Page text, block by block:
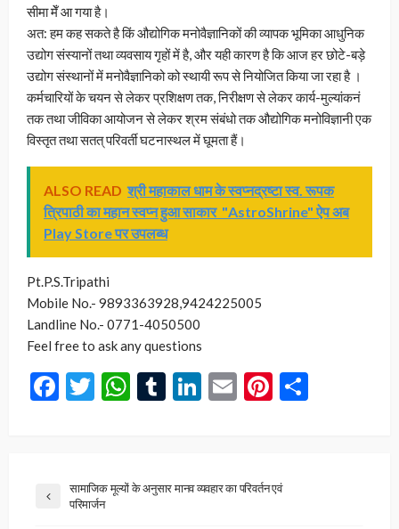
सीमा मेँ आ गया है।
अत: हम कह सकते है किं औद्योगिक मनोवैज्ञानिकों की व्यापक भूमिका आधुनिक
उद्योग संस्यानों तथा व्यवसाय गृहों में है, और यही कारण है कि आज हर छोटे-बड़े
उद्योग संस्थानों में मनोवैज्ञानिको को स्थायी रूप से नियोजित किया जा रहा है ।
कर्मचारियों के चयन से लेकर प्रशिक्षण तक, निरीक्षण से लेकर कार्य-मुल्यांकनं
तक तथा जीविका आयोजन से लेकर श्रम संबंधो तक औद्योगिक मनोविज्ञानी एक
विस्तृत तथा सतत् परिवर्ती घटनास्थल में घूमता हैं।
ALSO READ श्री महाकाल धाम के स्वप्नद्रष्टा स्व. रूपक
त्रिपाठी का महान स्वप्न हुआ साकार "AstroShrine" ऐप अब
Play Store पर उपलब्ध
Pt.P.S.Tripathi
Mobile No.- 9893363928,9424225005
Landline No.- 0771-4050500
Feel free to ask any questions
Facebook
Twitter
WhatsApp
Tumblr
LinkedIn
EmailPinterest
सामाजिक मूल्यों के अनुसार मानव व्यवहार का परिवर्तन एवं
परिमार्जन